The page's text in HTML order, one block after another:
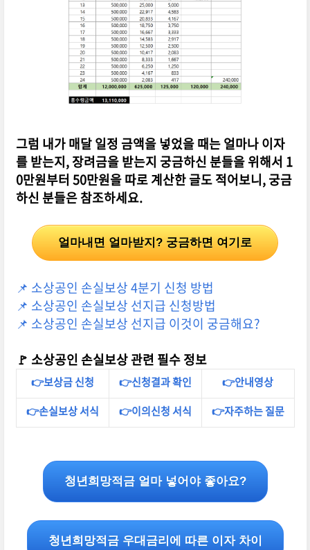
그럼 내가 매달 일정 금액을 넣었을 때는 얼마나 이자
를 받는지, 장려금을 받는지 궁금하신 분들을 위해서 1
0만원부터 50만원을 따로 계산한 글도 적어보니, 궁금
하신 분들은 참조하세요.
얼마내면 얼마받지? 궁금하면 여기로
📌 소상공인 손실보상 4분기 신청 방법
📌 소상공인 손실보상 선지급 신청방법
📌 소상공인 손실보상 선지급 이것이 궁금해요?
🚩 소상공인 손실보상 관련 필수 정보
👉보상금 신청 👉신청결과 확인
👉안내영상
👉손실보상 서식
👉이의신청 서식 👉자주하는 질문
청년희망적금 얼마 넣어야 좋아요?
청년희망적금 우대금리에 따른 이자 차이